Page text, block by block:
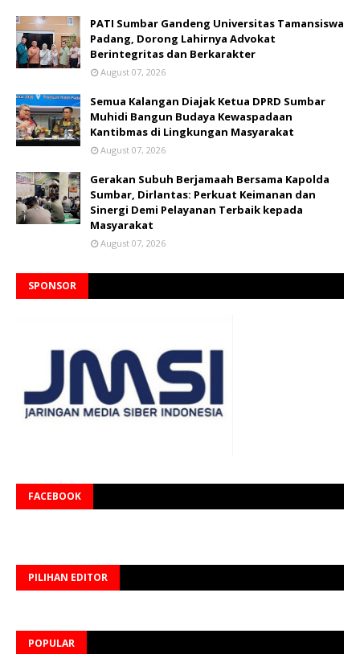
PATI Sumbar Gandeng Universitas Tamansiswa
Padang, Dorong Lahirnya Advokat
Berintegritas dan Berkarakter
August 07, 2026
Semua Kalangan Diajak Ketua DPRD Sumbar
Muhidi Bangun Budaya Kewaspadaan
Kantibmas di Lingkungan Masyarakat
August 07, 2026
Gerakan Subuh Berjamaah Bersama Kapolda
Sumbar, Dirlantas: Perkuat Keimanan dan
Sinergi Demi Pelayanan Terbaik kepada
Masyarakat
August 07, 2026
SPONSOR
FACEBOOK
PILIHAN EDITOR
POPULAR